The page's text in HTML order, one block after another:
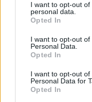
not limited to your visit
grant or deny consent
use your data for
consent section.
I want to opt-out
personal data.
Opted In
I want to opt-out
Personal Data.
Opted In
I want to opt-out
Personal Data for
Opted In
Στα μάκρο της
αυξήθηκαν